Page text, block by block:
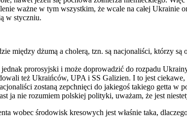
ważne w tym wszystkim, że wcale na całej
w styczniu.
między dżumą a cholerą, tzn. są nacjonaliści, którzy
prorosyjski i może doprowadzić do rozpadu
też Ukraińców, UPA i SS Galizien. I to jest
zostaną zepchnięci do jakiegoś takiego getta w
ja nie rozumiem polskiej polityki, uważam, że jest
wobec środowisk kresowych jest właśnie taka,